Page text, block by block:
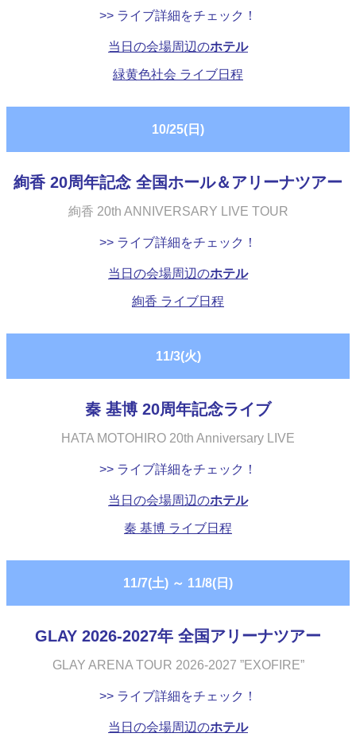
>> ライブ詳細をチェック！
当日の会場周辺のホテル
緑黄色社会 ライブ日程
10/25(日)
絢香 20周年記念 全国ホール＆アリーナツアー
絢香 20th ANNIVERSARY LIVE TOUR
>> ライブ詳細をチェック！
当日の会場周辺のホテル
絢香 ライブ日程
11/3(火)
秦 基博 20周年記念ライブ
HATA MOTOHIRO 20th Anniversary LIVE
>> ライブ詳細をチェック！
当日の会場周辺のホテル
秦 基博 ライブ日程
11/7(土) ～ 11/8(日)
GLAY 2026-2027年 全国アリーナツアー
GLAY ARENA TOUR 2026-2027 ”EXOFIRE”
>> ライブ詳細をチェック！
当日の会場周辺のホテル